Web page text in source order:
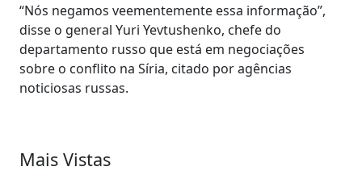
“Nós negamos veementemente essa informação”,
disse o general Yuri Yevtushenko, chefe do
departamento russo que está em negociações
sobre o conflito na Síria, citado por agências
noticiosas russas.
Mais Vistas